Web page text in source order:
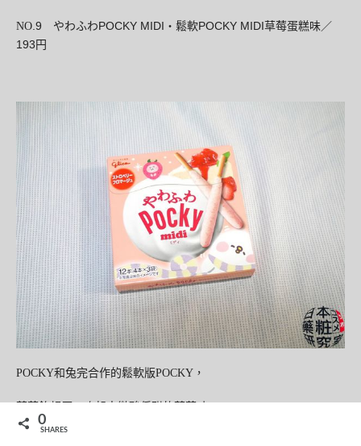
NO 9 やわふわPOCKY MIDI ・ 鬆軟POCKY MIDI草莓蛋糕味／
193 円
POCKY和兔完合作的鬆軟版POCKY，
0
SHARES